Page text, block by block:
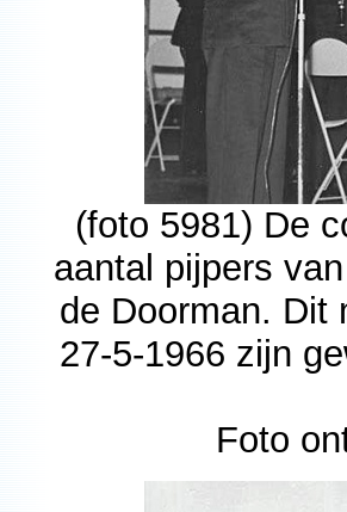
(foto 5981) De
aantal pijpers
de Doorman. Dit
27-5-1966 zijn
Foto